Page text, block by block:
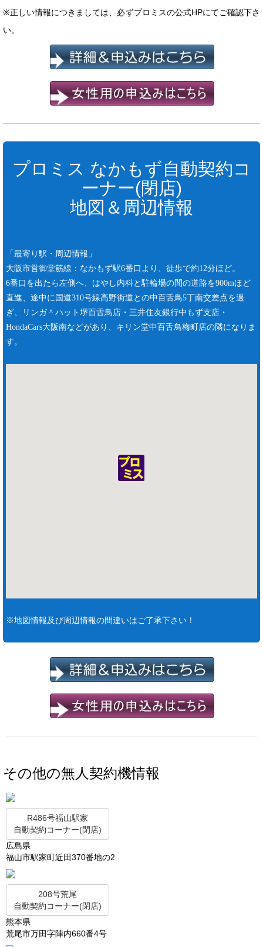
※正しい情報につきましては、必ずプロミスの公式HPにてご確認下さ
い。
プロミス なかもず自動契約コ
ーナー(閉店)
地図＆周辺情報
「最寄り駅・周辺情報」
大阪市営御堂筋線：なかもず駅6番口より、徒歩で約12分ほど。
6番口を出たら左側へ、はやし内科と駐輪場の間の道路を900mほど
直進、途中に国道310号線高野街道との中百舌鳥5丁南交差点を過
ぎ、リンガ＾ハット堺百舌鳥店・三井住友銀行中もず支店・
HondaCars大阪南などがあり、キリン堂中百舌鳥梅町店の隣になりま
す。
※地図情報及び周辺情報の間違いはご了承下さい！
その他の無人契約機情報
R486号福山駅家
自動契約コーナー(閉店)
広島県
福山市駅家町近田370番地の2
208号荒尾
自動契約コーナー(閉店)
熊本県
荒尾市万田字陣内660番4号